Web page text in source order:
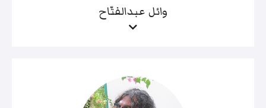
وائل عبدالفتّاح